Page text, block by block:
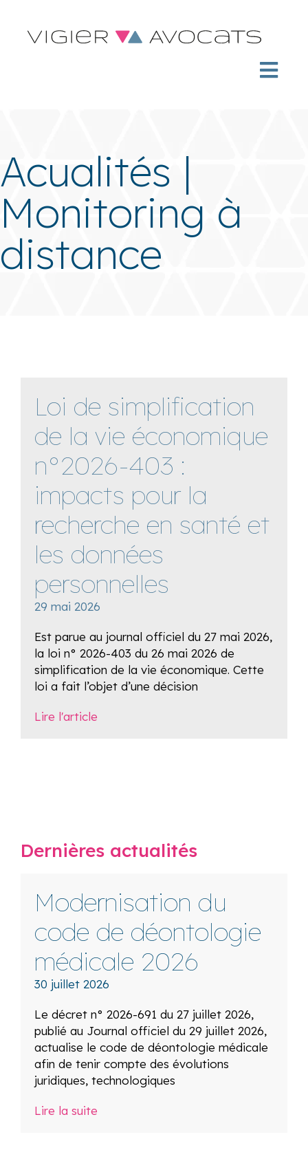
Acualités |
Monitoring à
distance
Loi de simplification
de la vie économique
n°2026-403 :
impacts pour la
recherche en santé et
les données
personnelles
29 mai 2026
Est parue au journal officiel du 27 mai 2026,
la loi n° 2026-403 du 26 mai 2026 de
simplification de la vie économique. Cette
loi a fait l’objet d’une décision
Lire l'article
Dernières actualités
Modernisation du
code de déontologie
médicale 2026
30 juillet 2026
Le décret n° 2026-691 du 27 juillet 2026,
publié au Journal officiel du 29 juillet 2026,
actualise le code de déontologie médicale
afin de tenir compte des évolutions
juridiques, technologiques
Lire la suite